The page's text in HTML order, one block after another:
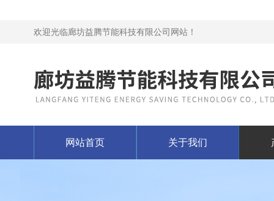
欢迎光临廊坊益腾节能科技有限公司网站！
网站首页 关于我们